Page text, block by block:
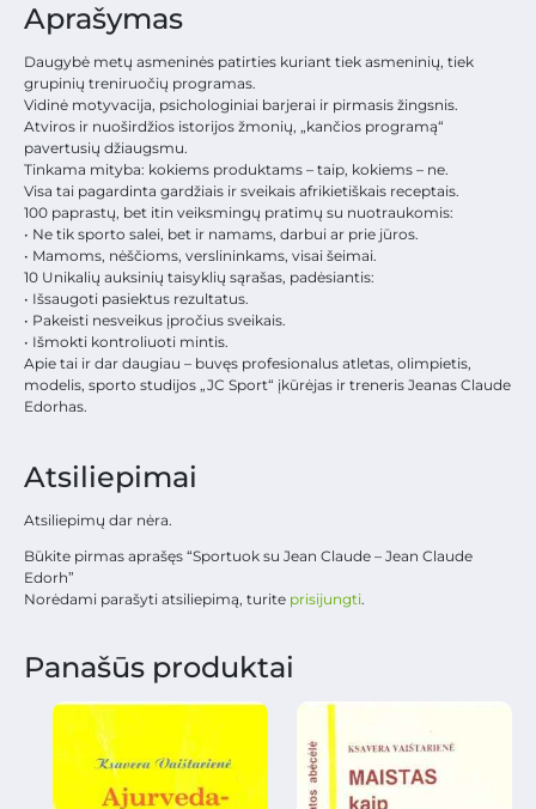
Aprašymas
Daugybė metų asmeninės patirties kuriant tiek asmeninių, tiek
grupinių treniruočių programas.
Vidinė motyvacija, psichologiniai barjerai ir pirmasis žingsnis.
Atviros ir nuoširdžios istorijos žmonių, „kančios programą“
pavertusių džiaugsmu.
Tinkama mityba: kokiems produktams – taip, kokiems – ne.
Visa tai pagardinta gardžiais ir sveikais afrikietiškais receptais.
100 paprastų, bet itin veiksmingų pratimų su nuotraukomis:
• Ne tik sporto salei, bet ir namams, darbui ar prie jūros.
• Mamoms, nėščioms, verslininkams, visai šeimai.
10 Unikalių auksinių taisyklių sąrašas, padėsiantis:
• Išsaugoti pasiektus rezultatus.
• Pakeisti nesveikus įpročius sveikais.
• Išmokti kontroliuoti mintis.
Apie tai ir dar daugiau – buvęs profesionalus atletas, olimpietis,
modelis, sporto studijos „JC Sport“ įkūrėjas ir treneris Jeanas Claude
Edorhas.
Atsiliepimai
Atsiliepimų dar nėra.
Būkite pirmas aprašęs “Sportuok su Jean Claude – Jean Claude
Edorh”
Norėdami parašyti atsiliepimą, turite prisijungti.
Panašūs produktai